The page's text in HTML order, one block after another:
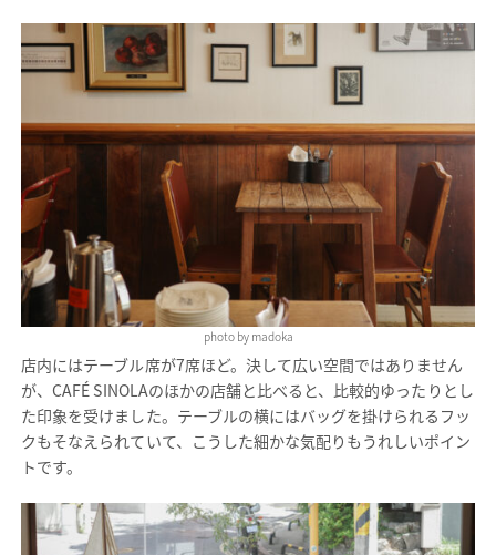
photo by madoka
店内にはテーブル席が7席ほど。決して広い空間ではありません
が、CAFÉ SINOLAのほかの店舗と比べると、比較的ゆったりとし
た印象を受けました。テーブルの横にはバッグを掛けられるフッ
クもそなえられていて、こうした細かな気配りもうれしいポイン
トです。